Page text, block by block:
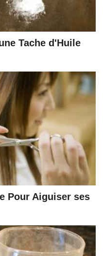
Tache d'Huile
Pour Aiguiser ses